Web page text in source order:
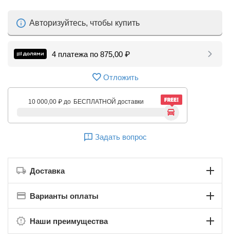
Авторизуйтесь, чтобы купить
4 платежа по 875,00 ₽
Отложить
10 000,00 ₽ до БЕСПЛАТНОЙ доставки
Задать вопрос
Доставка
Варианты оплаты
Наши преимущества